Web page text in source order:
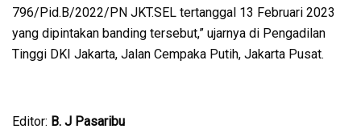
796/Pid.B/2022/PN JKT.SEL tertanggal 13 Februari 2023
yang dipintakan banding tersebut,” ujarnya di Pengadilan
Tinggi DKI Jakarta, Jalan Cempaka Putih, Jakarta Pusat.
Editor: B. J Pasaribu